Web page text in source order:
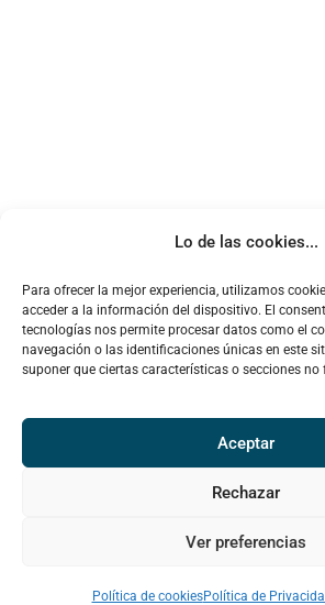
Lo de las cookies...
Para ofrecer la mejor experiencia, utilizamos
acceder a la información del dispositivo. El
tecnologías nos permite procesar datos como el
navegación o las identificaciones únicas en este
suponer que ciertas características o secciones no
Aceptar
Rechazar
Ver preferencias
Política de cookiesPolítica de
¿COOPERAMOS?